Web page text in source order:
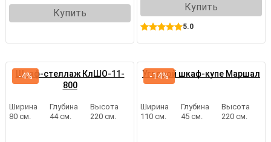
Купить
Купить
5.0
Шкаф-стеллаж КлШО-11-
800
Ширина
80 см.
Глубина
44 см.
Высота
220 см.
-4% Угловой шкаф-купе Маршал
Ширина
110 см.
Глубина
45 см.
Высота
220 см.
-14%